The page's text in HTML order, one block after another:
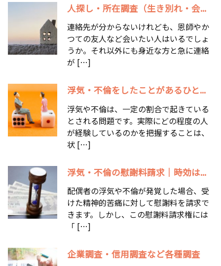
人探し・所在調査（生き別れ・会...
連絡先が分からないけれども、恩師やか
つての友人など会いたい人はいるでしょ
うか。それ以外にも身近な方と急に連絡
が […]
浮気・不倫をしたことがあるひと...
浮気や不倫は、一定の割合で起きている
とされる問題です。実際にどの程度の人
が経験しているのかを把握することは、
状 […]
浮気・不倫の慰謝料請求｜時効は...
配偶者の浮気や不倫が発覚した場合、受
けた精神的苦痛に対して慰謝料を請求で
きます。しかし、この慰謝料請求権には
「 […]
企業調査・信用調査など各種調査